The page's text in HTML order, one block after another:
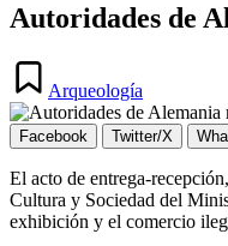
Autoridades de
Publicada
en
Arqueología
Facebook Twitter/X
El acto de entrega-
Cultura y Sociedad del
exhibición y el comercio